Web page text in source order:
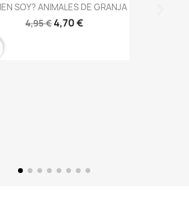
SOY? ANIMALES DE GRANJA
4,95 €4,70 €